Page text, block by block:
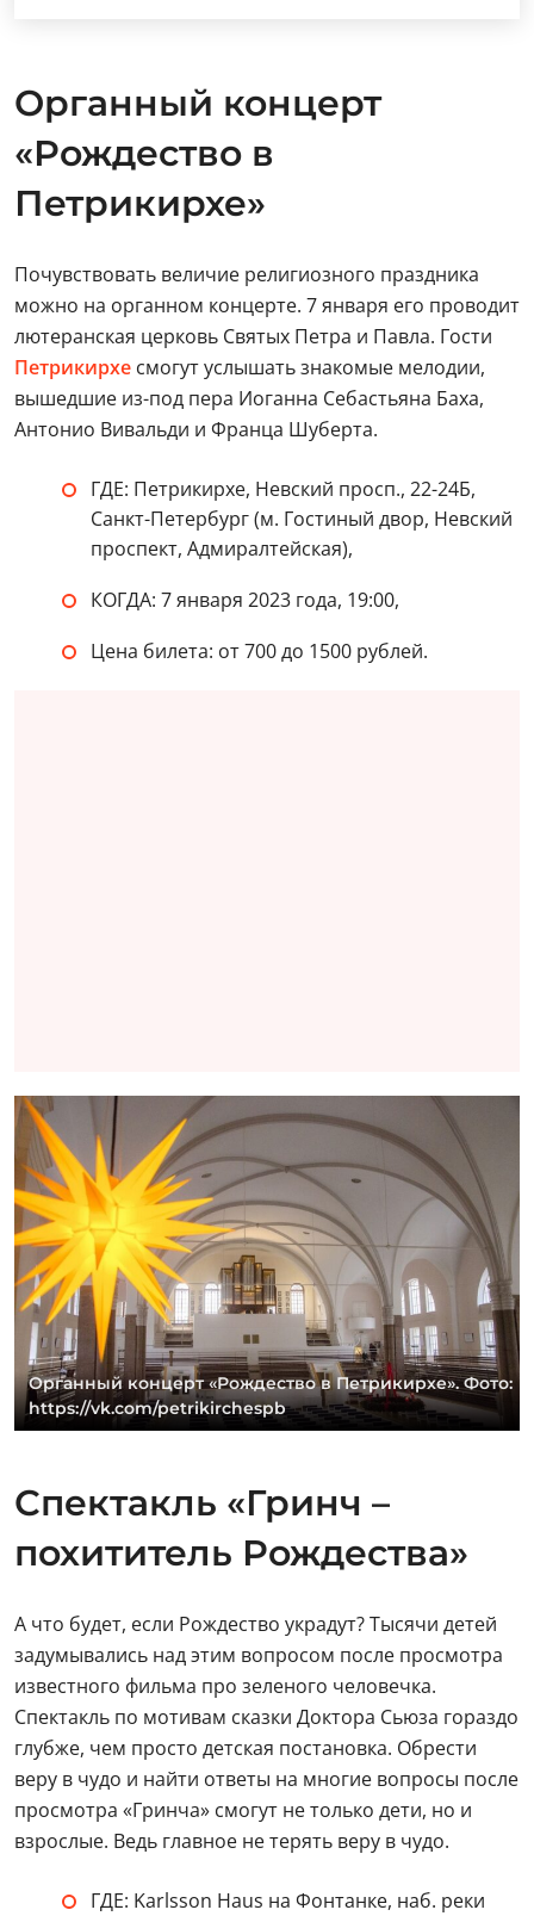
Органный концерт
«Рождество в
Петрикирхе»
Почувствовать величие религиозного праздника
можно на органном концерте. 7 января его проводит
лютеранская церковь Святых Петра и Павла. Гости
Петрикирхе смогут услышать знакомые мелодии,
вышедшие из-под пера Иоганна Себастьяна Баха,
Антонио Вивальди и Франца Шуберта.
ГДЕ: Петрикирхе, Невский просп., 22-24Б,
Санкт-Петербург (м. Гостиный двор, Невский
проспект, Адмиралтейская),
КОГДА: 7 января 2023 года, 19:00,
Цена билета: от 700 до 1500 рублей.
Органный концерт «Рождество в Петрикирхе». Фото:
https://vk.com/petrikirchespb
Спектакль «Гринч –
похититель Рождества»
А что будет, если Рождество украдут? Тысячи детей
задумывались над этим вопросом после просмотра
известного фильма про зеленого человечка.
Спектакль по мотивам сказки Доктора Сьюза гораздо
глубже, чем просто детская постановка. Обрести
веру в чудо и найти ответы на многие вопросы после
просмотра «Гринча» смогут не только дети, но и
взрослые. Ведь главное не терять веру в чудо.
ГДЕ: Karlsson Haus на Фонтанке, наб. реки